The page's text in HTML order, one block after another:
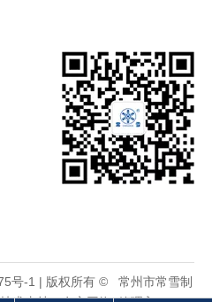
号-1 | 版权所有 © 常州市常雪制